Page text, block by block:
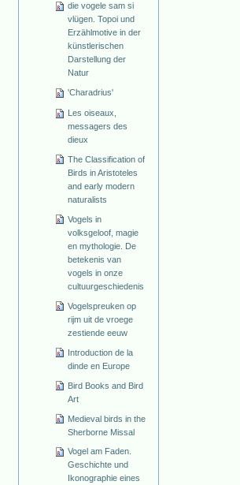
die vogele sam si
vlügen. Topoi und
Erzählmotive in der
künstlerischen
Darstellung der
Natur
'Charadrius'
Les oiseaux,
messagers des
dieux
The Classification of
Birds in Aristoteles
and early modern
naturalists
Vogels in
volksgeloof, magie
en mythologie. De
betekenis van
vogels in onze
cultuurgeschiedenis
Vogelspreuken op
rijm uit de vroege
zestiende eeuw
Introduction de la
dinde en Europe
Bird Books and Bird
Art
Medieval birds in the
Sherborne Missal
Vogel am Faden.
Geschichte und
Ikonographie eines